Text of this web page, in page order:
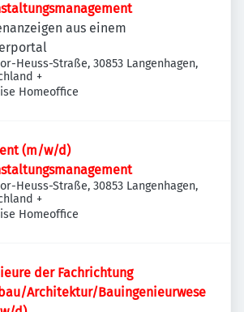
aus einem
Heuss-Straße, 30853 Langenhagen,
+
Homeoffice
(m/w/d)
Heuss-Straße, 30853 Langenhagen,
+
Homeoffice
der Fachrichtung
Architektur/Bauingenieurwese